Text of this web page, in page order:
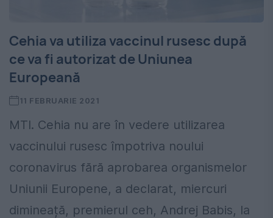
Cehia va utiliza vaccinul rusesc după
ce va fi autorizat de Uniunea
Europeană
11 FEBRUARIE 2021
MTI. Cehia nu are în vedere utilizarea
vaccinului rusesc împotriva noului
coronavirus fără aprobarea organismelor
Uniunii Europene, a declarat, miercuri
dimineață, premierul ceh, Andrej Babis, la